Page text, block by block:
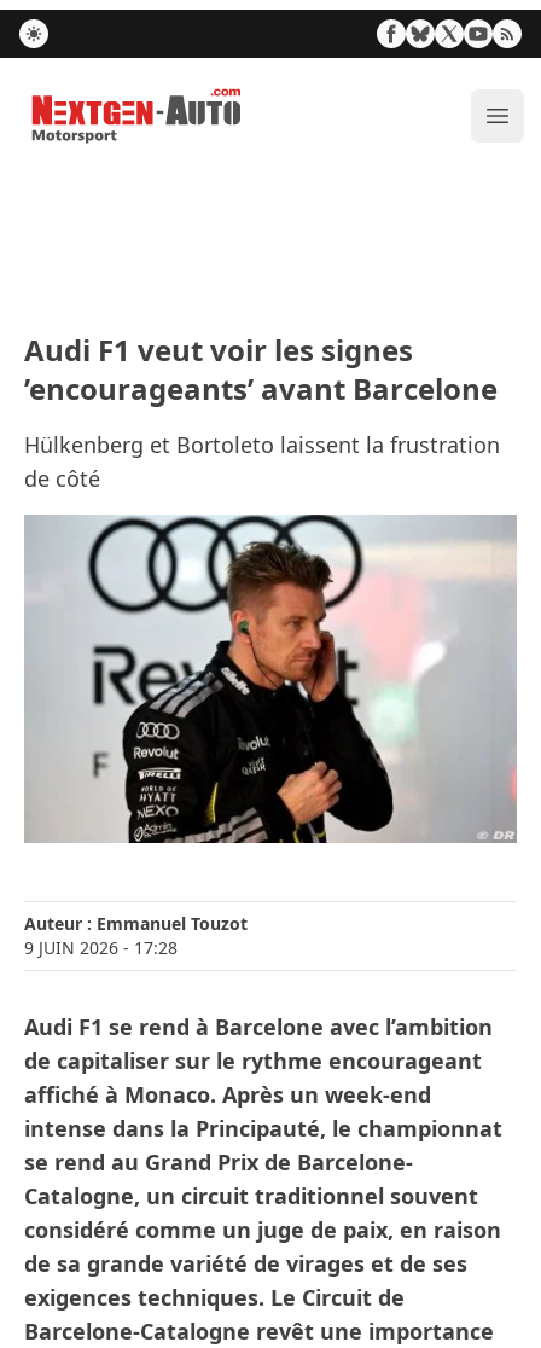
Nextgen-Auto.com
Audi F1 veut voir les signes
’encourageants’ avant Barcelone
Hülkenberg et Bortoleto laissent la frustration
de côté
Auteur : Emmanuel Touzot
9 JUIN 2026 - 17:28
Audi F1 se rend à Barcelone avec l’ambition
de capitaliser sur le rythme encourageant
affiché à Monaco. Après un week-end
intense dans la Principauté, le championnat
se rend au Grand Prix de Barcelone-
Catalogne, un circuit traditionnel souvent
considéré comme un juge de paix, en raison
de sa grande variété de virages et de ses
exigences techniques. Le Circuit de
Barcelone-Catalogne revêt une importance